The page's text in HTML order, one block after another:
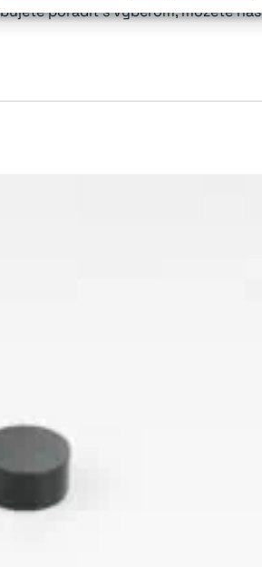
poradiť s výberom, môžete nás